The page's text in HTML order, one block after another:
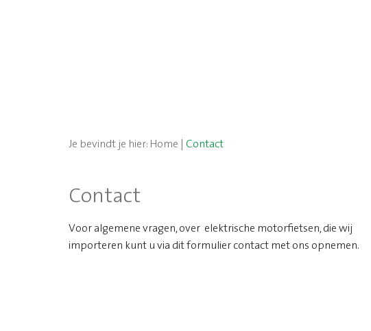
Je bevindt je hier: Home Contact
Contact
Voor algemene vragen, over elektrische motorfietsen, die wij
importeren kunt u via dit formulier contact met ons opnemen.